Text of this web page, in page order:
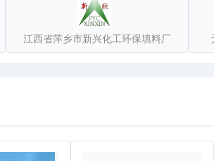
江西省萍乡市新兴化工环保填料厂